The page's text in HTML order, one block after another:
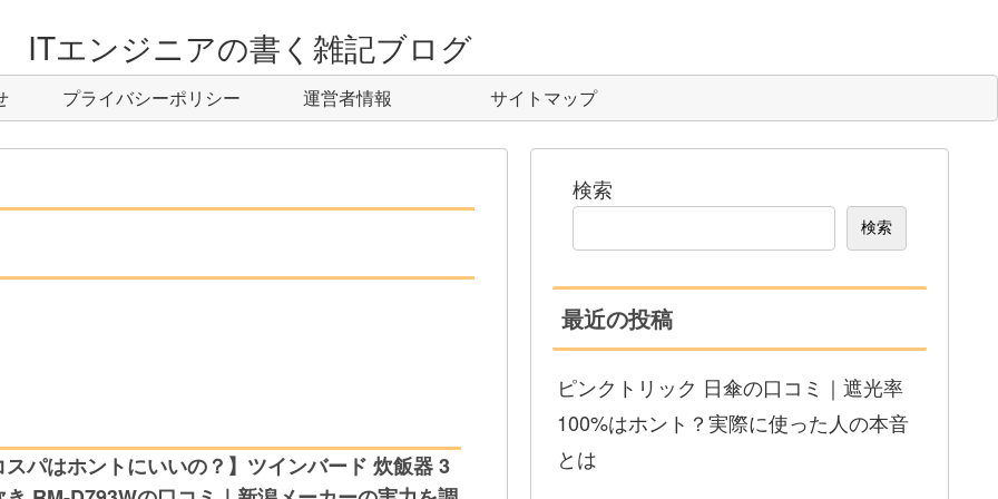
ITエンジニアの書く雑記ブログ
プライバシーポリシー 運営者情報 サイトマップ
スパはホントにいいの？】ツインバード 炊飯器 3
検索
検索
最近の投稿
ピンクトリック 日傘の口コミ｜遮光率
100%はホント？実際に使った人の本音
とは